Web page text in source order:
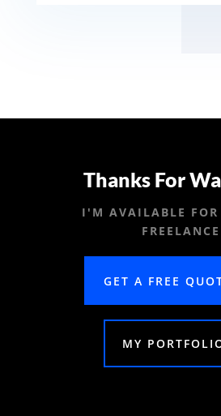
Thanks For
I'M AVAILABLE FOR
FREELANCE
GET A FREE
MY